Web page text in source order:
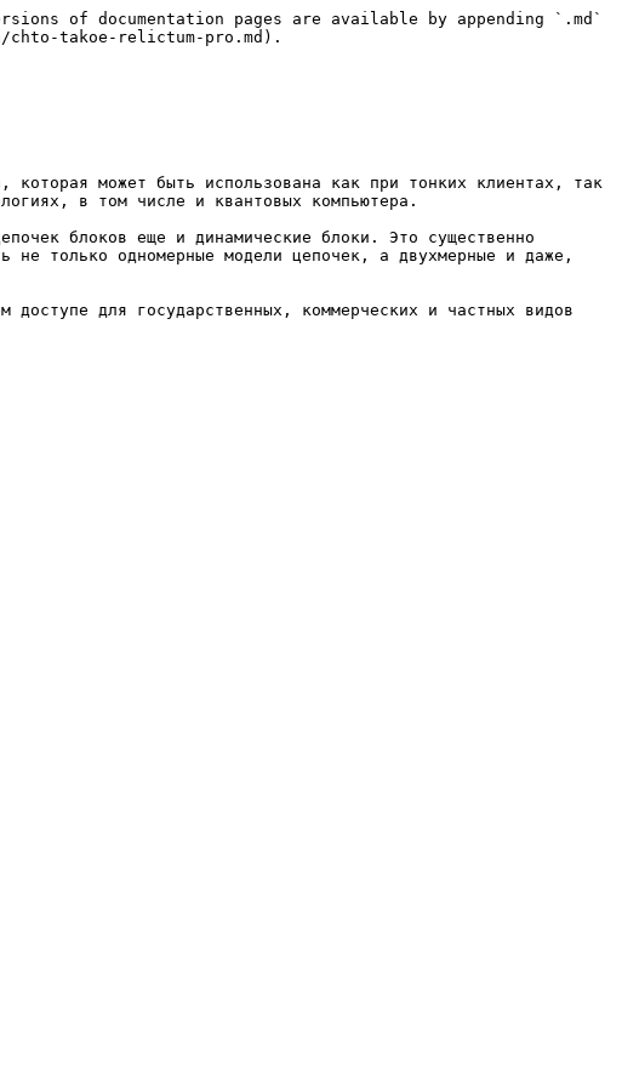
of documentation pages are available by appending `.md`
takoe-relictum-pro.md).
может быть использована как при тонких клиентах, так
в том числе и квантовых компьютера.
блоков еще и динамические блоки. Это существенно
не только одномерные модели цепочек, а двухмерные и даже,
для государственных, коммерческих и частных видов